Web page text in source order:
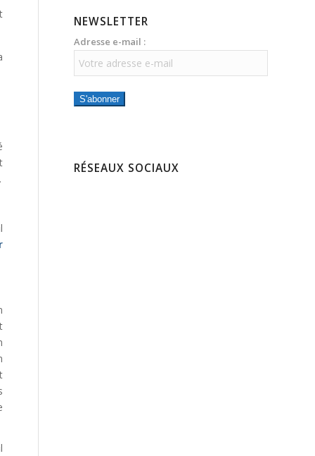
NEWSLETTER
Adresse e-mail :
S'abonner
RÉSEAUX SOCIAUX